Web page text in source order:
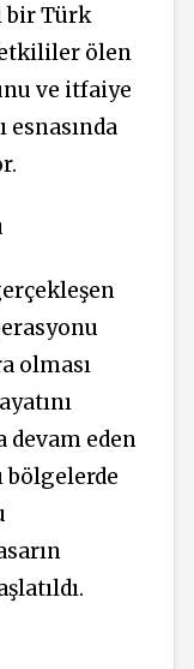
bir Türk
ölen
ve itfaiye
esnasında
olması
devam eden
bölgelerde